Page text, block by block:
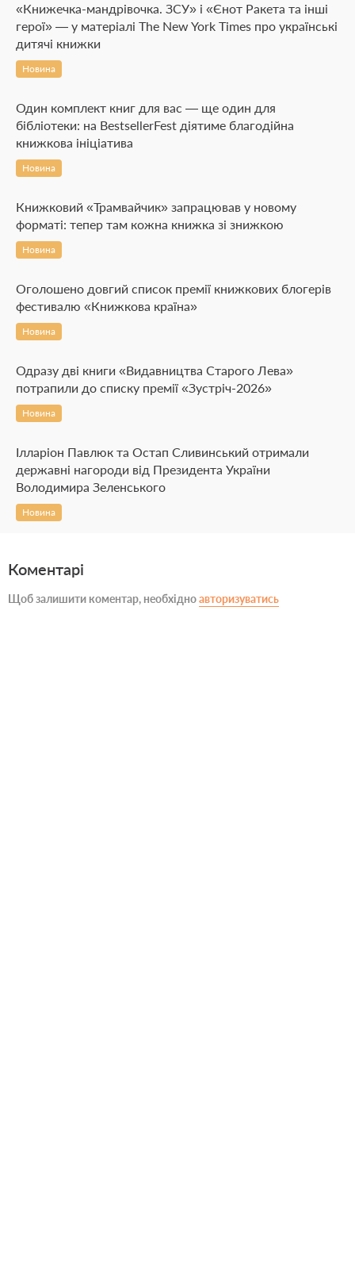
«Книжечка-мандрівочка. ЗСУ» і «Єнот Ракета та інші
герої» — у матеріалі The New York Times про українські
дитячі книжки
Новина
Один комплект книг для вас — ще один для
бібліотеки: на BestsellerFest діятиме благодійна
книжкова ініціатива
Новина
Книжковий «Трамвайчик» запрацював у новому
форматі: тепер там кожна книжка зі знижкою
Новина
Оголошено довгий список премії книжкових блогерів
фестивалю «Книжкова країна»
Новина
Одразу дві книги «Видавництва Старого Лева»
потрапили до списку премії «Зустріч-2026»
Новина
Ілларіон Павлюк та Остап Сливинський отримали
державні нагороди від Президента України
Володимира Зеленського
Новина
Коментарі
Щоб залишити коментар, необхідноавторизуватись